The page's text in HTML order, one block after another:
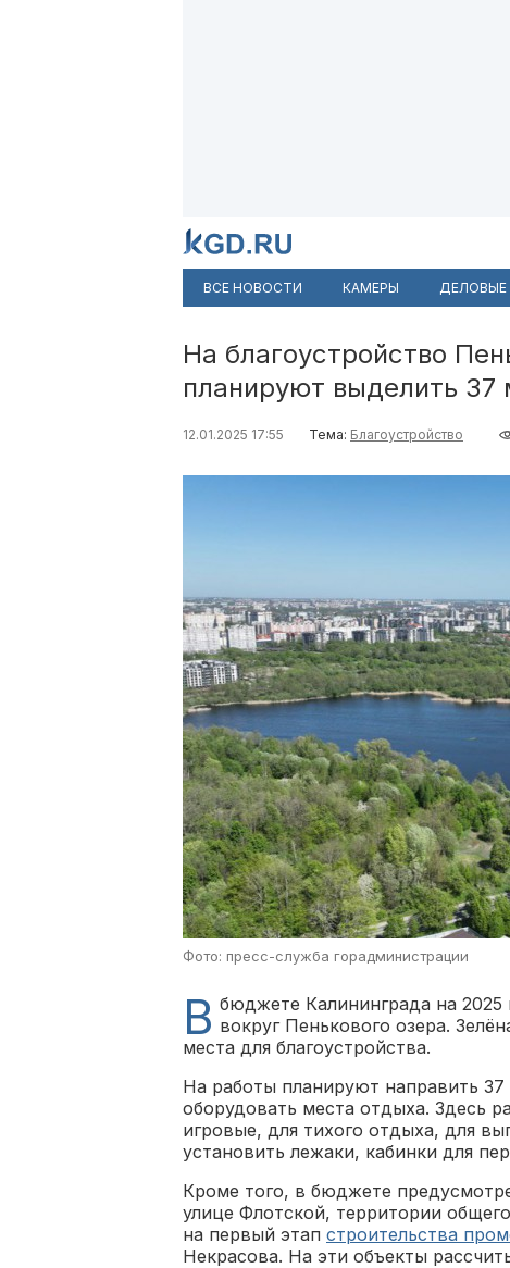
ВСЕ НОВОСТИ КАМЕРЫ
На благоустройство
планируют выделить 37
12.01.2025 17:55 Тема: Благоустройство
Фото: пресс-служба горадминистрации
В бюджете Калининграда на
вокруг Пенькового озера.
места для благоустройства.
На работы планируют направить 37
оборудовать места отдыха. Здесь
игровые, для тихого отдыха, для
установить лежаки, кабинки для
Кроме того, в бюджете
улице Флотской, территории
на первый этап строительства
Некрасова. На эти объекты